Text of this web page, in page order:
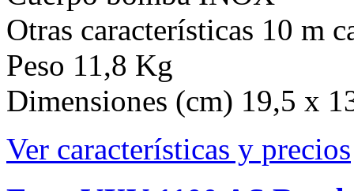
Ver características y precios
Espa VXV 1100 AS
INOX
Ferretería |Bombas